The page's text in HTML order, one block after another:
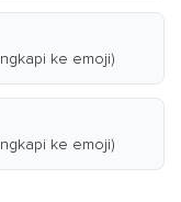
ke emoji)
ke emoji)